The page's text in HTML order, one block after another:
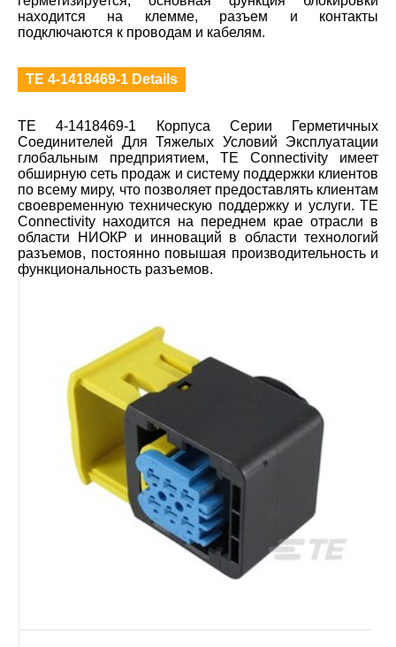
находится на клемме, разъем и контакты
подключаются к проводам и кабелям.
TE 4-1418469-1 Details
TE 4-1418469-1 Корпуса Серии Герметичных
Соединителей Для Тяжелых Условий Эксплуатации
глобальным предприятием, TE Connectivity имеет
обширную сеть продаж и систему поддержки клиентов
по всему миру, что позволяет предоставлять клиентам
своевременную техническую поддержку и услуги. TE
Connectivity находится на переднем крае отрасли в
области НИОКР и инноваций в области технологий
разъемов, постоянно повышая производительность и
функциональность разъемов.